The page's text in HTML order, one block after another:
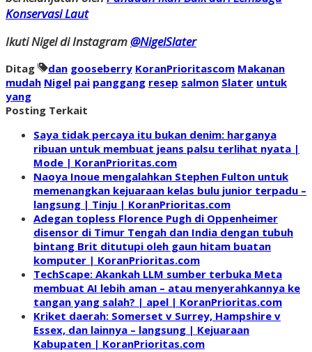
Konservasi Laut
Ikuti Nigel di Instagram @NigelSlater
Ditag dan gooseberry KoranPrioritascom Makanan
mudah Nigel pai panggang resep salmon Slater untuk
yang
Posting Terkait
Saya tidak percaya itu bukan denim: harganya
ribuan untuk membuat jeans palsu terlihat nyata |
Mode | KoranPrioritas.com
Naoya Inoue mengalahkan Stephen Fulton untuk
memenangkan kejuaraan kelas bulu junior terpadu –
langsung | Tinju | KoranPrioritas.com
Adegan topless Florence Pugh di Oppenheimer
disensor di Timur Tengah dan India dengan tubuh
bintang Brit ditutupi oleh gaun hitam buatan
komputer | KoranPrioritas.com
TechScape: Akankah LLM sumber terbuka Meta
membuat AI lebih aman – atau menyerahkannya ke
tangan yang salah? | apel | KoranPrioritas.com
Kriket daerah: Somerset v Surrey, Hampshire v
Essex, dan lainnya – langsung | Kejuaraan
Kabupaten | KoranPrioritas.com